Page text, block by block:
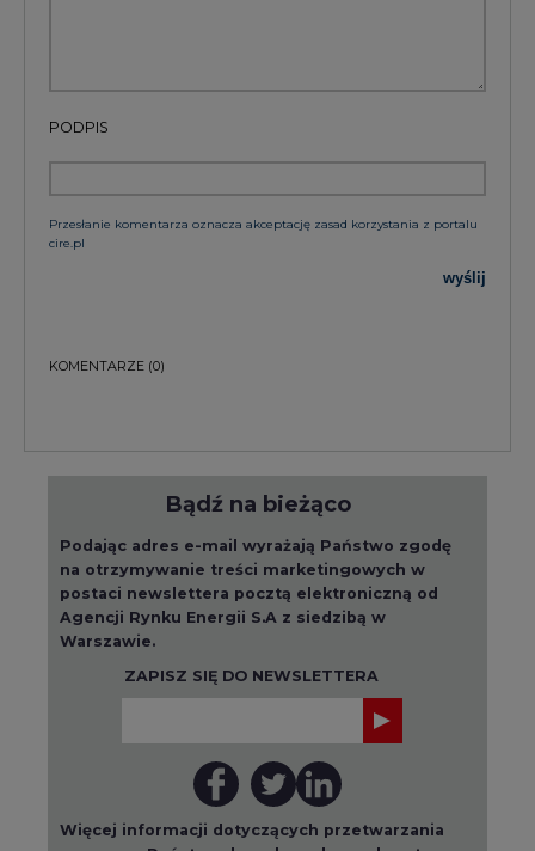
PODPIS
Przesłanie komentarza oznacza akceptację zasad korzystania z portalu
cire.pl
wyślij
KOMENTARZE (0)
Bądź na bieżąco
Podając adres e-mail wyrażają Państwo zgodę
na otrzymywanie treści marketingowych w
postaci newslettera pocztą elektroniczną od
Agencji Rynku Energii S.A z siedzibą w
Warszawie.
ZAPISZ SIĘ DO NEWSLETTERA
Więcej informacji dotyczących przetwarzania